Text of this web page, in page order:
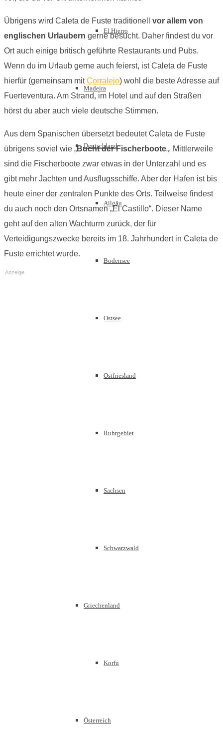
El Hierro
Madeira
Deutschland
Allgäu
Bodensee
Ostsee
Ostfriesland
Ruhrgebiet
Sachsen
Schwarzwald
Griechenland
Korfu
Österreich
Übrigens wird Caleta de Fuste traditionell vor allem von
englischen Urlaubern gerne besucht. Daher findest du vor
Ort auch einige britisch geführte Restaurants und Pubs.
Wenn du im Urlaub gerne auch feierst, ist Caleta de Fuste
hierfür (gemeinsam mitCorralejo) wohl die beste Adresse auf
Fuerteventura. Am Strand, im Hotel und auf den Straßen
hörst du aber auch viele deutsche Stimmen.
Aus dem Spanischen übersetzt bedeutet Caleta de Fuste
übrigens soviel wie „Bucht der Fischerboote„. Mittlerweile
sind die Fischerboote zwar etwas in der Unterzahl und es
gibt mehr Jachten und Ausflugsschiffe. Aber der Hafen ist bis
heute einer der zentralen Punkte des Orts. Teilweise findest
du auch noch den Ortsnamen „El Castillo“. Dieser Name
geht auf den alten Wachturm zurück, der für
Verteidigungszwecke bereits im 18. Jahrhundert in Caleta de
Fuste errichtet wurde.
Anzeige